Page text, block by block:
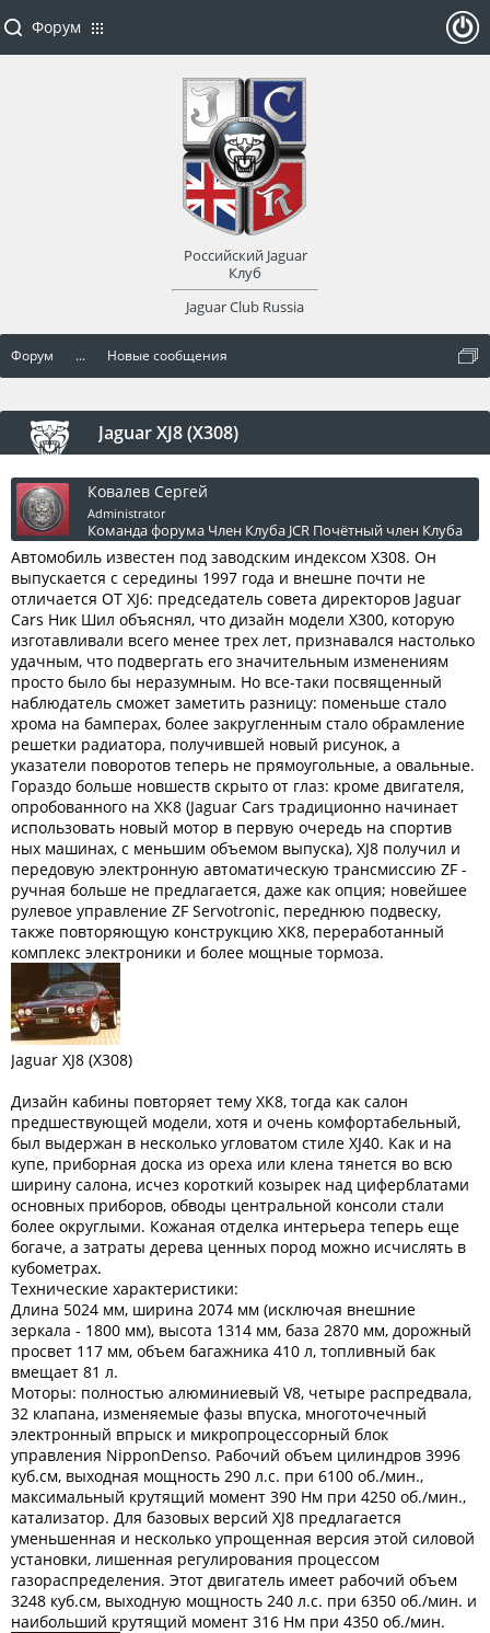
Форум ... Новые сообщения
Jaguar XJ8 (X308)
Ковалев Сергей
Administrator
Команда форума Член Клуба JCR Почётный член Клуба
Автомобиль известен под заводским индексом Х308. Он
выпускается с середины 1997 года и внешне почти не
отличается OT XJ6: председатель совета директоров Jaguar
Cars Ник Шил объяснял, что дизайн модели Х300, которую
изготавливали всего менее трех лет, признавался настолько
удачным, что подвергать его значительным изменениям
просто было бы неразумным. Но все-таки посвященный
наблюдатель сможет заметить разницу: поменьше стало
хрома на бамперах, более закругленным стало обрамление
решетки радиатора, получившей новый рисунок, а
указатели поворотов теперь не прямоугольные, а овальные.
Гораздо больше новшеств скрыто от глаз: кроме двигателя,
опробованного на ХК8 (Jaguar Cars традиционно начинает
использовать новый мотор в первую очередь на спортив
ных машинах, с меньшим объемом выпуска), XJ8 получил и
передовую электронную автоматическую трансмиссию ZF -
ручная больше не предлагается, даже как опция; новейшее
рулевое управление ZF Servotronic, переднюю подвеску,
также повторяющую конструкцию ХК8, переработанный
комплекс электроники и более мощные тормоза.
Jaguar XJ8 (X308)
Дизайн кабины повторяет тему ХК8, тогда как салон
предшествующей модели, хотя и очень комфортабельный,
был выдержан в несколько угловатом стиле XJ40. Как и на
купе, приборная доска из ореха или клена тянется во всю
ширину салона, исчез короткий козырек над циферблатами
основных приборов, обводы центральной консоли стали
более округлыми. Кожаная отделка интерьера теперь еще
богаче, а затраты дерева ценных пород можно исчислять в
кубометрах.
Технические характеристики:
Длина 5024 мм, ширина 2074 мм (исключая внешние
зеркала - 1800 мм), высота 1314 мм, база 2870 мм, дорожный
просвет 117 мм, объем багажника 410 л, топливный бак
вмещает 81 л.
Моторы: полностью алюминиевый V8, четыре распредвала,
32 клапана, изменяемые фазы впуска, многоточечный
электронный впрыск и микропроцессорный блок
управления NipponDenso. Рабочий объем цилиндров 3996
куб.см, выходная мощность 290 л.с. при 6100 об./мин.,
максимальный крутящий момент 390 Нм при 4250 об./мин.,
катализатор. Для базовых версий XJ8 предлагается
уменьшенная и несколько упрощенная версия этой силовой
установки, лишенная регулирования процессом
газораспределения. Этот двигатель имеет рабочий объем
3248 куб.см, выходную мощность 240 л.с. при 6350 об./мин. и
наибольший крутящий момент 316 Нм при 4350 об./мин.
Форум
Российский Jaguar
Клуб
Jaguar Club Russia
оват